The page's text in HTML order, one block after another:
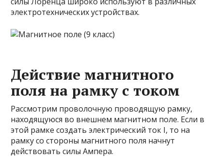
электротехнических устройствах.
Действие магнитного
поля на рамку с током
Рассмотрим проволочную проводящую рамку,
находящуюся во внешнем магнитном поле. Если в
этой рамке создать электрический ток I, то на
рамку со стороны магнитного поля начнут
действовать силы Ампера.